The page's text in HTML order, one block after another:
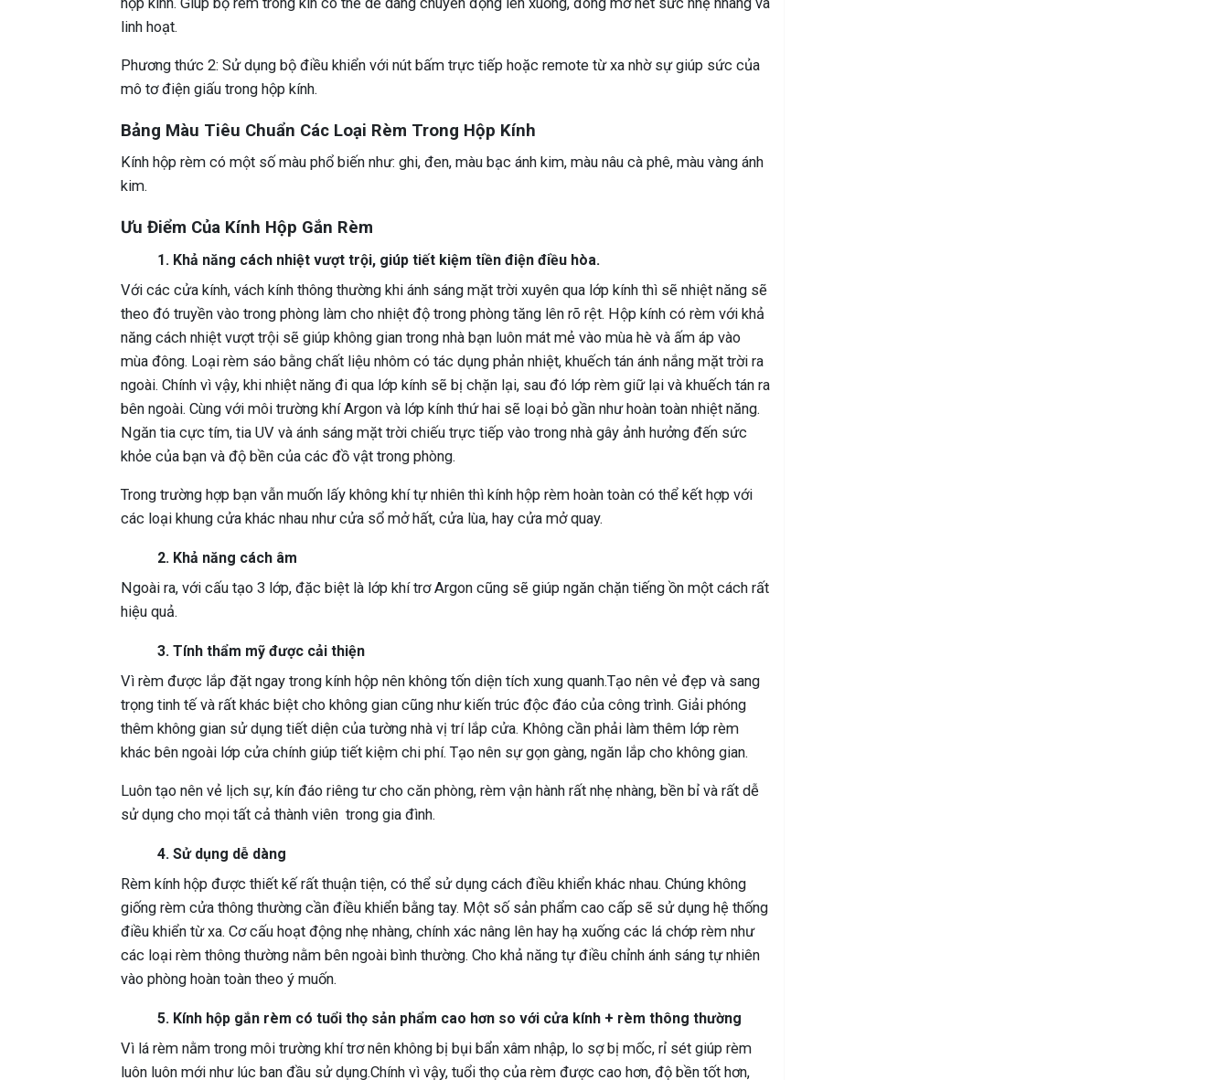
linh hoạt.
Phương thức 2: Sử dụng bộ điều khiển với nút bấm trực tiếp hoặc remote từ xa nhờ sự giúp sức của
mô tơ điện giấu trong hộp kính.
Bảng Màu Tiêu Chuẩn Các Loại Rèm Trong Hộp Kính
Kính hộp rèm có một số màu phổ biến như: ghi, đen, màu bạc ánh kim, màu nâu cà phê, màu vàng ánh
kim.
Ưu Điểm Của Kính Hộp Gắn Rèm
1. Khả năng cách nhiệt vượt trội, giúp tiết kiệm tiền điện điều hòa.
Với các cửa kính, vách kính thông thường khi ánh sáng mặt trời xuyên qua lớp kính thì sẽ nhiệt năng sẽ
theo đó truyền vào trong phòng làm cho nhiệt độ trong phòng tăng lên rõ rệt. Hộp kính có rèm với khả
năng cách nhiệt vượt trội sẽ giúp không gian trong nhà bạn luôn mát mẻ vào mùa hè và ấm áp vào
mùa đông. Loại rèm sáo bằng chất liệu nhôm có tác dụng phản nhiệt, khuếch tán ánh nắng mặt trời ra
ngoài. Chính vì vậy, khi nhiệt năng đi qua lớp kính sẽ bị chặn lại, sau đó lớp rèm giữ lại và khuếch tán ra
bên ngoài. Cùng với môi trường khí Argon và lớp kính thứ hai sẽ loại bỏ gần như hoàn toàn nhiệt năng.
Ngăn tia cực tím, tia UV và ánh sáng mặt trời chiếu trực tiếp vào trong nhà gây ảnh hưởng đến sức
khỏe của bạn và độ bền của các đồ vật trong phòng.
Trong trường hợp bạn vẫn muốn lấy không khí tự nhiên thì kính hộp rèm hoàn toàn có thể kết hợp với
các loại khung cửa khác nhau như cửa sổ mở hất, cửa lùa, hay cửa mở quay.
2. Khả năng cách âm
Ngoài ra, với cấu tạo 3 lớp, đặc biệt là lớp khí trơ Argon cũng sẽ giúp ngăn chặn tiếng ồn một cách rất
hiệu quả.
3. Tính thẩm mỹ được cải thiện
Vì rèm được lắp đặt ngay trong kính hộp nên không tốn diện tích xung quanh.Tạo nên vẻ đẹp và sang
trọng tinh tế và rất khác biệt cho không gian cũng như kiến trúc độc đáo của công trình. Giải phóng
thêm không gian sử dụng tiết diện của tường nhà vị trí lắp cửa. Không cần phải làm thêm lớp rèm
khác bên ngoài lớp cửa chính giúp tiết kiệm chi phí. Tạo nên sự gọn gàng, ngăn lắp cho không gian.
Luôn tạo nên vẻ lịch sự, kín đáo riêng tư cho căn phòng, rèm vận hành rất nhẹ nhàng, bền bỉ và rất dễ
sử dụng cho mọi tất cả thành viên trong gia đình.
4. Sử dụng dễ dàng
Rèm kính hộp được thiết kế rất thuận tiện, có thể sử dụng cách điều khiển khác nhau. Chúng không
giống rèm cửa thông thường cần điều khiển bằng tay. Một số sản phẩm cao cấp sẽ sử dụng hệ thống
điều khiển từ xa. Cơ cấu hoạt động nhẹ nhàng, chính xác nâng lên hay hạ xuống các lá chớp rèm như
các loại rèm thông thường nằm bên ngoài bình thường. Cho khả năng tự điều chỉnh ánh sáng tự nhiên
vào phòng hoàn toàn theo ý muốn.
5. Kính hộp gắn rèm có tuổi thọ sản phẩm cao hơn so với cửa kính + rèm thông thường
Vì lá rèm nằm trong môi trường khí trơ nên không bị bụi bẩn xâm nhập, lo sợ bị mốc, rỉ sét giúp rèm
luôn luôn mới như lúc ban đầu sử dụng.Chính vì vậy, tuổi thọ của rèm được cao hơn, độ bền tốt hơn,